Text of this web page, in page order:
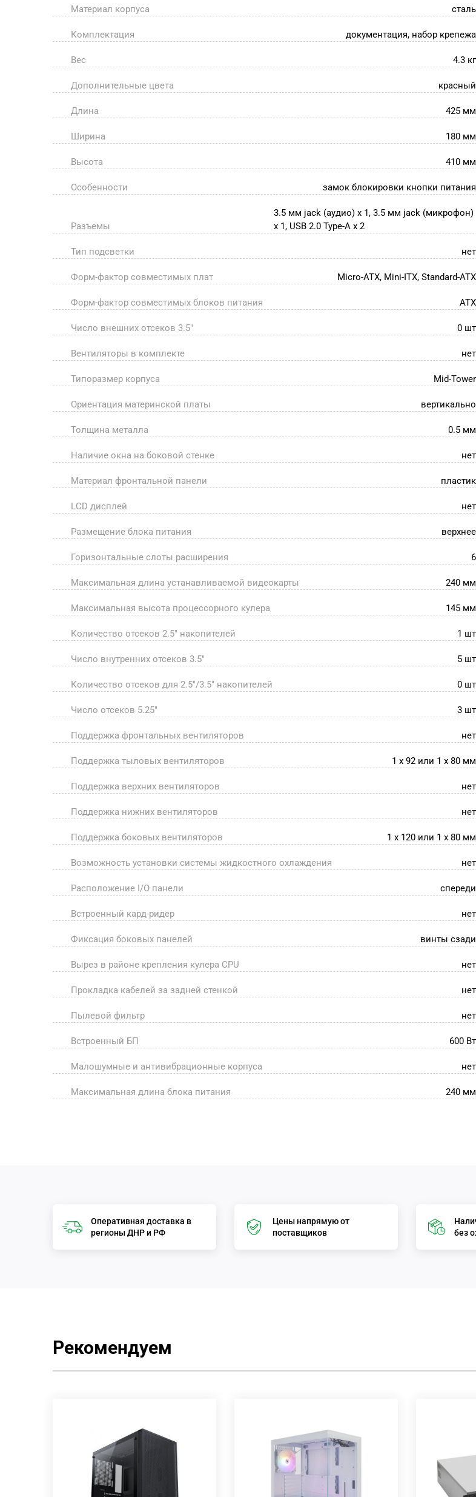
Материал корпуса сталь
Комплектация документация, набор крепежа
Вес 4.3 кг
Дополнительные цвета красный
Длина 425 мм
Ширина 180 мм
Высота 410 мм
Особенности замок блокировки кнопки питания
Разъемы
3.5 мм jack (аудио) х 1, 3.5 мм jack (микрофон)
х 1, USB 2.0 Type-A х 2
Тип подсветки нет
Форм-фактор совместимых плат Micro-ATX, Mini-ITX, Standard-ATX
Форм-фактор совместимых блоков питания ATX
Число внешних отсеков 3.5" 0 шт
Вентиляторы в комплекте нет
Типоразмер корпуса Mid-Tower
Ориентация материнской платы вертикально
Толщина металла 0.5 мм
Наличие окна на боковой стенке нет
Материал фронтальной панели пластик
LCD дисплей нет
Размещение блока питания верхнее
Горизонтальные слоты расширения 6
Максимальная длина устанавливаемой видеокарты 240 мм
Максимальная высота процессорного кулера 145 мм
Количество отсеков 2.5" накопителей 1 шт
Число внутренних отсеков 3.5" 5 шт
Количество отсеков для 2.5"/3.5" накопителей 0 шт
Число отсеков 5.25" 3 шт
Поддержка фронтальных вентиляторов нет
Поддержка тыловых вентиляторов 1 x 92 или 1 x 80 мм
Поддержка верхних вентиляторов нет
Поддержка нижних вентиляторов нет
Поддержка боковых вентиляторов 1 x 120 или 1 x 80 мм
Возможность установки системы жидкостного охлаждения нет
Расположение I/O панели спереди
Встроенный кард-ридер нет
Фиксация боковых панелей винты сзади
Вырез в районе крепления кулера CPU нет
Прокладка кабелей за задней стенкой нет
Пылевой фильтр нет
Встроенный БП 600 Вт
Малошумные и антивибрационные корпуса нет
Максимальная длина блока питания 240 мм
Оперативная доставка в
регионы ДНР и РФ
Цены напрямую от
поставщиков
без
Рекомендуем